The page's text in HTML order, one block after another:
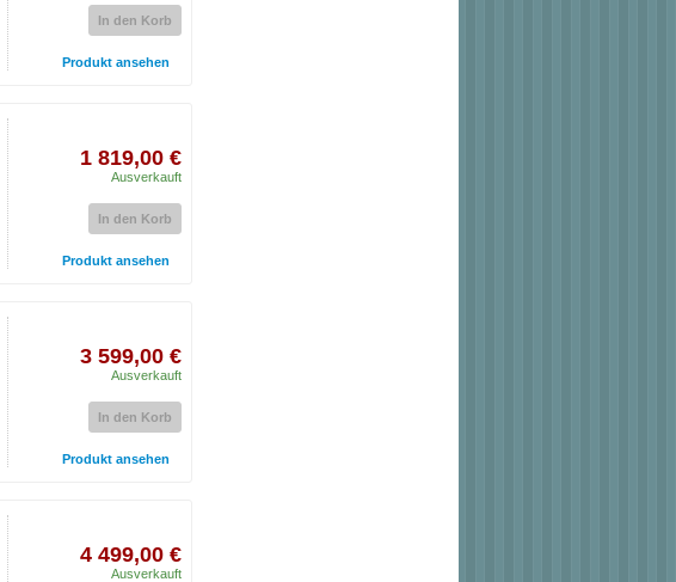
In den Korb
Produkt ansehen
1 819,00 €
Ausverkauft
In den Korb
Produkt ansehen
3 599,00 €
Ausverkauft
In den Korb
Produkt ansehen
4 499,00 €
Ausverkauft